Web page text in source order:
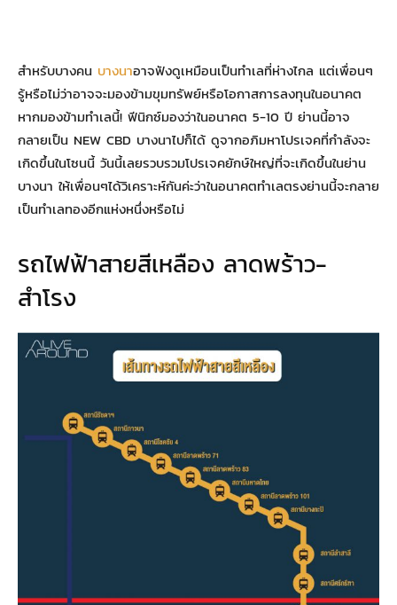
สำหรับบางคน บางนาอาจฟังดูเหมือนเป็นทำเลที่ห่างไกล แต่เพื่อนๆ
รู้หรือไม่ว่าอาจจะมองข้ามขุมทรัพย์หรือโอกาสการลงทุนในอนาคต
หากมองข้ามทำเลนี้! ฟีนิกซ์มองว่าในอนาคต 5-10 ปี ย่านนี้อาจ
กลายเป็น NEW CBD บางนาไปก็ได้ ดูจากอภิมหาโปรเจคที่กำลังจะ
เกิดขึ้นในโซนนี้ วันนี้เลยรวบรวมโปรเจคยักษ์ใหญ่ที่จะเกิดขึ้นในย่าน
บางนา ให้เพื่อนๆได้วิเคราะห์กันค่ะว่าในอนาคตทำเลตรงย่านนี้จะกลาย
เป็นทำเลทองอีกแห่งหนึ่งหรือไม่
รถไฟฟ้าสายสีเหลือง ลาดพร้าว-
สำโรง